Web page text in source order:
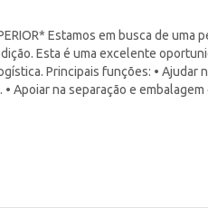
Estamos em busca de
Esta é uma excelente
Principais funções: • Ajudar
Apoiar na separação e